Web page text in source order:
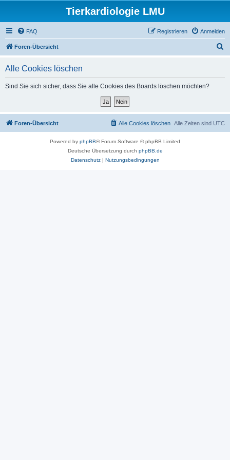
Tierkardiologie LMU
FAQ Anmelden
Registrieren
Foren-Übersicht
Alle Cookies löschen
Sind Sie sich sicher, dass Sie alle Cookies des Boards löschen möchten?
Foren-Übersicht Alle Zeiten sind UTC
Alle Cookies löschen
Powered by phpBB® Forum Software © phpBB Limited
Deutsche Übersetzung durch phpBB.de
Datenschutz| Nutzungsbedingungen